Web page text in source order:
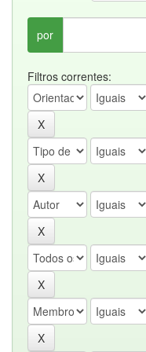
por
Filtros correntes: